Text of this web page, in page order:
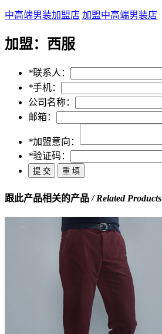
中高端男装加盟店 加盟中高端男装店
加盟： 西服
*联系人：
*手机：
公司名称：
邮箱：
*加盟意向：
*验证码：
跟此产品相关的产品/ Related Products